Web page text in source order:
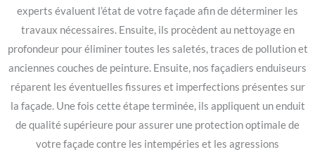
experts évaluent l’état de votre façade afin de déterminer les
travaux nécessaires. Ensuite, ils procèdent au nettoyage en
profondeur pour éliminer toutes les saletés, traces de pollution et
anciennes couches de peinture. Ensuite, nos façadiers enduiseurs
réparent les éventuelles fissures et imperfections présentes sur
la façade. Une fois cette étape terminée, ils appliquent un enduit
de qualité supérieure pour assurer une protection optimale de
votre façade contre les intempéries et les agressions